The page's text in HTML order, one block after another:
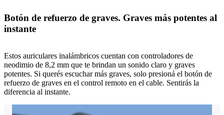
Botón de refuerzo de graves. Graves más potentes al
instante
Estos auriculares inalámbricos cuentan con controladores de
neodimio de 8,2 mm que te brindan un sonido claro y graves
potentes. Si querés escuchar más graves, solo presioná el botón de
refuerzo de graves en el control remoto en el cable. Sentirás la
diferencia al instante.